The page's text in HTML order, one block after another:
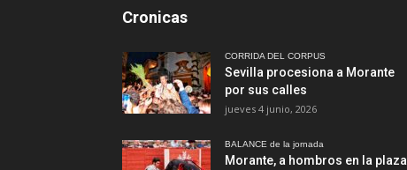
Cronicas
CORRIDA DEL CORPUS
Sevilla procesiona a Morante
por sus calles
jueves 4 junio, 2026
BALANCE de la jornada
Morante, a hombros en la plaza